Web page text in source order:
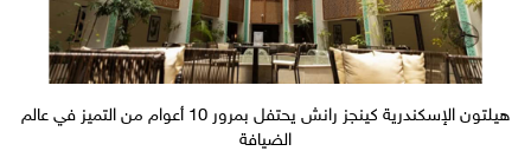
هيلتون الإسكندرية كينجز رانش يحتفل بمرور 10 أعوام من التميز في عالم
الضيافة